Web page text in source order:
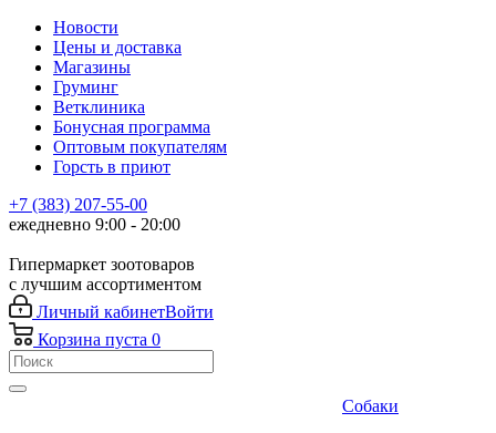
Новости
Цены и доставка
Магазины
Груминг
Ветклиника
Бонусная программа
Оптовым покупателям
Горсть в приют
+7 (383) 207-55-00
ежедневно 9:00 - 20:00
Гипермаркет зоотоваров
с лучшим ассортиментом
Личный кабинетВойти
Корзина пуста 0
Собаки